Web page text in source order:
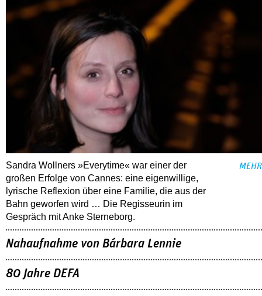
Sandra Wollners »Everytime« war einer der
großen Erfolge von Cannes: eine eigenwillige,
lyrische Reflexion über eine ­Familie, die aus der
Bahn geworfen wird … Die Regisseurin im
Gespräch mit Anke Sterneborg.
MEHR
Nahaufnahme von Bárbara Lennie
80 Jahre DEFA